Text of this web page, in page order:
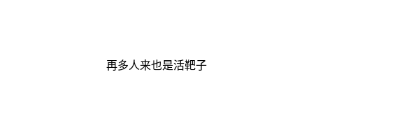
再多人来也是活靶子